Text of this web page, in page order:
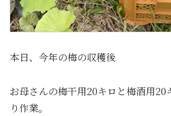
本日、今年の梅の収穫後
お母さんの梅干用20キロと梅酒用20
り作業。